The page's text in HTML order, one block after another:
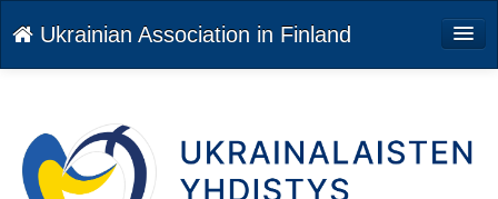
Ukrainian Association in Finland
Kirjaudu
Kieli: FI